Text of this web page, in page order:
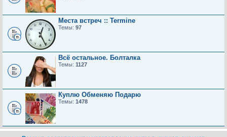
Места встреч :: Termine
Темы: 97
Всё остальное. Болталка
Темы: 1127
Куплю Обменяю Подарю
Темы: 1478